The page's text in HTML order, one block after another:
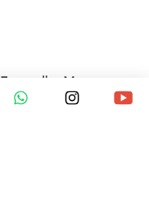
Evangelho Marcos